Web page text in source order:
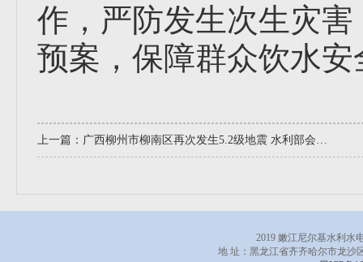
作，严防发生次生灾
预案，保障群众饮水安
上一篇： 广西柳州市柳南区再次发生5.2级地震 水利部会商部署抗震救灾工作
2019 嫩江尼尔基水利水
地 址：黑龙江省齐齐哈尔市龙